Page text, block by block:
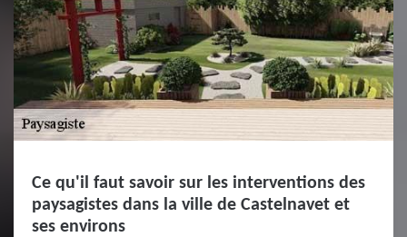
Ce qu'il faut savoir sur les interventions des
paysagistes dans la ville de Castelnavet et
ses environs